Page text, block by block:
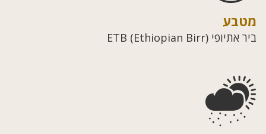
מטבע
ביר אתיופי (ETB (Ethiopian Birr